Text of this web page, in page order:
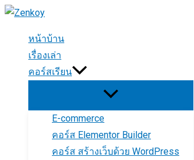
Skip
content
หน้าบ้าน
เรื่องเล่า
คอร์สเรียน
E-commerce
คอร์ส Elementor Builder
คอร์ส สร้างเว็บด้วย WordPress